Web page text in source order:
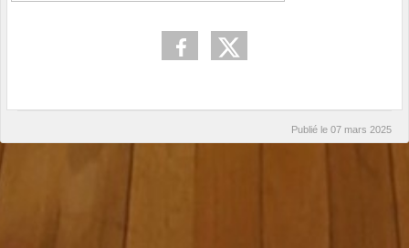
Publié le 07 mars 2025